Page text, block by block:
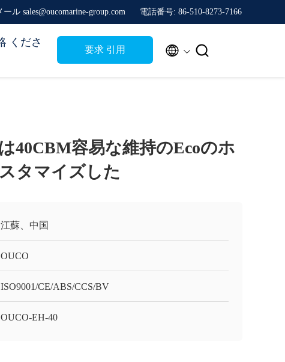
ール sales@oucomarine-group.com 電話番号: 86-510-8273-7166
くださ
要求 引用  
40CBM容易な維持のEcoのホ
タマイズした
江蘇、中国
OUCO
ISO9001/CE/ABS/CCS/BV
OUCO-EH-40